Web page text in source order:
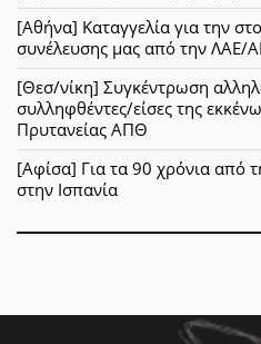
[Αθήνα] Καταγγελία για την
συνέλευσης μας από την ΛΑΕ/
[Θεσ/νίκη] Συγκέντρωση
συλληφθέντες/είσες της
Πρυτανείας ΑΠΘ
[Αφίσα] Για τα 90 χρόνια από
στην Ισπανία